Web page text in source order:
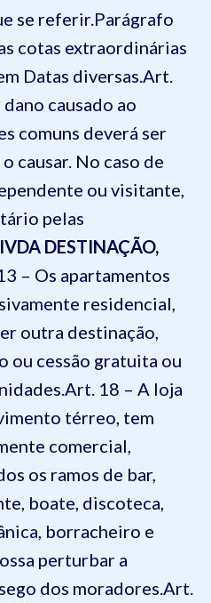
se referir.Parágrafo
cotas extraordinárias
Datas diversas.Art.
causado ao
comuns deverá ser
causar. No caso de
ou visitante,
pelas
DA DESTINAÇÃO,
– Os apartamentos
residencial,
outra destinação,
ou cessão gratuita ou
Art. 18 – A loja
térreo, tem
comercial,
os ramos de bar,
boate, discoteca,
borracheiro e
perturbar a
dos moradores.Art.